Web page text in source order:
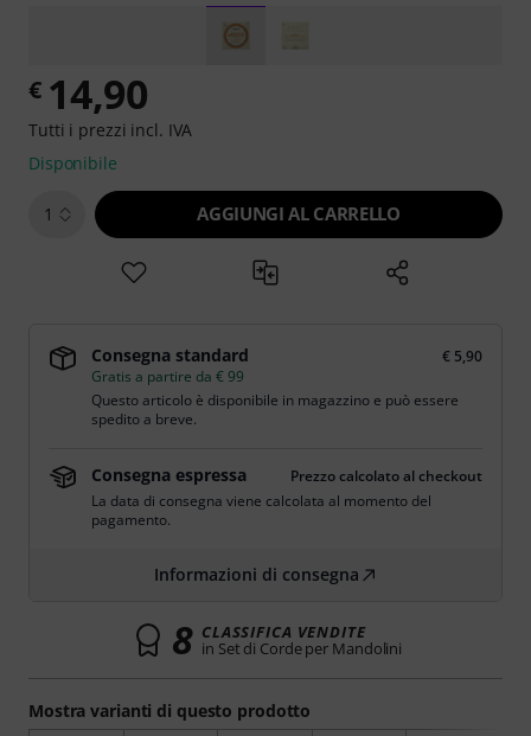
Mostra varianti di questo prodotto
€ 14,90
Tutti i prezzi incl. IVA
Disponibile
1 AGGIUNGI AL CARRELLO
Consegna standard
€ 5,90
Gratis a partire da € 99
Questo articolo è disponibile in magazzino e può essere
spedito a breve.
Consegna espressa
Prezzo calcolato al checkout
La data di consegna viene calcolata al momento del
pagamento.
Informazioni di consegna
8 CLASSIFICA VENDITE
in Set di Corde per Mandolini